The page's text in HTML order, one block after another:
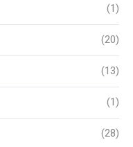
(1)
(20)
(13)
(1)
(28)